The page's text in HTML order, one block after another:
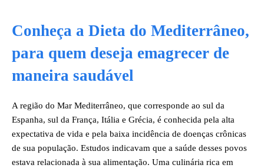
Conheça a Dieta do Mediterrâneo,
para quem deseja emagrecer de
maneira saudável
A região do Mar Mediterrâneo, que corresponde ao sul da
Espanha, sul da França, Itália e Grécia, é conhecida pela alta
expectativa de vida e pela baixa incidência de doenças crônicas
de sua população. Estudos indicavam que a saúde desses povos
estava relacionada à sua alimentação. Uma culinária rica em